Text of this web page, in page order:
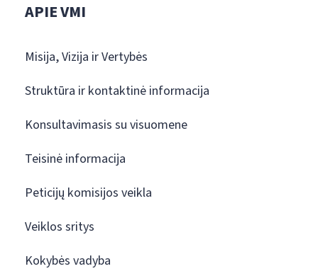
APIE VMI
Misija, Vizija ir Vertybės
Struktūra ir kontaktinė informacija
Konsultavimasis su visuomene
Teisinė informacija
Peticijų komisijos veikla
Veiklos sritys
Kokybės vadyba